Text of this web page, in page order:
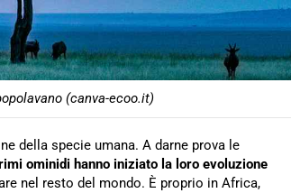
(canva-ecoo.it)
della specie umana. A darne prova le
ominidi hanno iniziato la loro evoluzione
nel resto del mondo. È proprio in Africa,